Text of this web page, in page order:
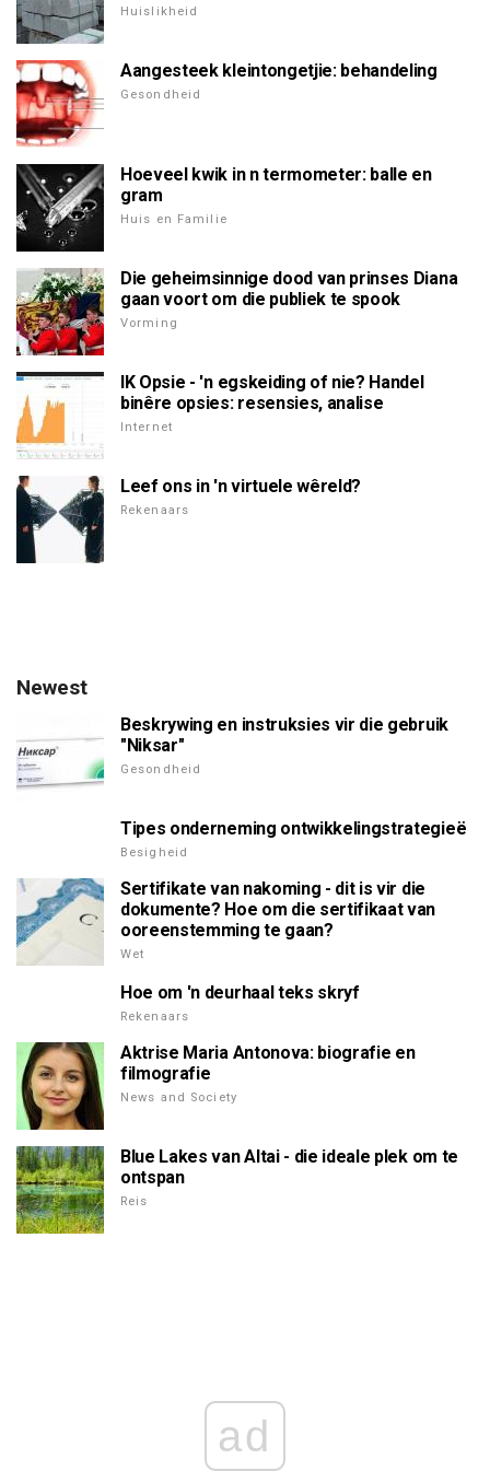
Huislikheid
Aangesteek kleintongetjie: behandeling
Gesondheid
Hoeveel kwik in n termometer: balle en
gram
Huis en Familie
Die geheimsinnige dood van prinses Diana
gaan voort om die publiek te spook
Vorming
IK Opsie - 'n egskeiding of nie? Handel
binêre opsies: resensies, analise
Internet
Leef ons in 'n virtuele wêreld?
Rekenaars
Newest
Beskrywing en instruksies vir die gebruik
"Niksar"
Gesondheid
Tipes onderneming ontwikkelingstrategieë
Besigheid
Sertifikate van nakoming - dit is vir die
dokumente? Hoe om die sertifikaat van
ooreenstemming te gaan?
Wet
Hoe om 'n deurhaal teks skryf
Rekenaars
Aktrise Maria Antonova: biografie en
filmografie
News and Society
Blue Lakes van Altai - die ideale plek om te
ontspan
Reis
ad